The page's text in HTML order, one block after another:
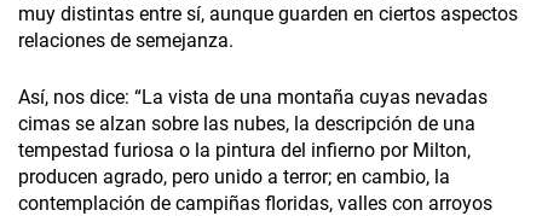
muy distintas entre sí, aunque guarden en ciertos aspectos
relaciones de semejanza.
Así, nos dice: “La vista de una montaña cuyas nevadas
cimas se alzan sobre las nubes, la descripción de una
tempestad furiosa o la pintura del infierno por Milton,
producen agrado, pero unido a terror; en cambio, la
contemplación de campiñas floridas, valles con arroyos